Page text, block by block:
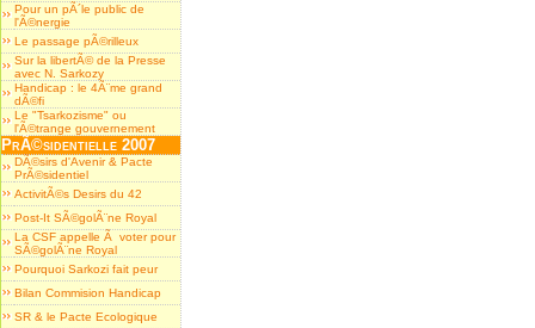
Pour un pÃ´le public de
l'Ã©nergie
Le passage pÃ©rilleux
Sur la libertÃ© de la Presse
avec N. Sarkozy
Handicap : le 4Ã¨me grand
dÃ©fi
Le "Tsarkozisme" ou
l'Ã©trange gouvernement
PrÃ©sidentielle 2007
DÃ©sirs d'Avenir & Pacte
PrÃ©sidentiel
ActivitÃ©s Desirs du 42
Post-It SÃ©golÃ¨ne Royal
La CSF appelle Ã voter pour
SÃ©golÃ¨ne Royal
Pourquoi Sarkozi fait peur
Bilan Commision Handicap
SR & le Pacte Ecologique